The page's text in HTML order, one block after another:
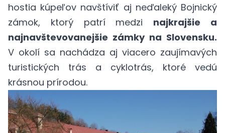
hostia kúpeľov navštíviť aj neďaleký Bojnický
zámok, ktorý patrí medzi najkrajšie a
najnavštevovanejšie zámky na Slovensku.
V okolí sa nachádza aj viacero zaujímavých
turistických trás a cyklotrás, ktoré vedú
krásnou prírodou.